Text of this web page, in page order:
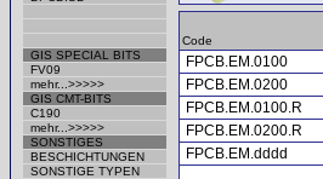
GIS SPECIAL BITS
FV09
mehr...>>>>>
GIS CMT-BITS
C190
mehr...>>>>>
SONSTIGES
BESCHICHTUNGEN
SONSTIGE TYPEN
Code
FPCB.EM.0100
FPCB.EM.0200
FPCB.EM.0100.R
FPCB.EM.0200.R
FPCB.EM.dddd